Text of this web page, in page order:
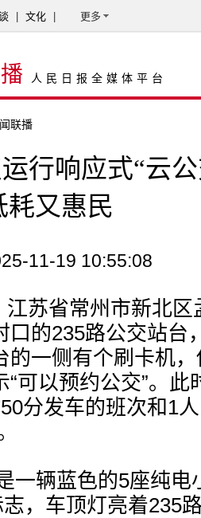
文化 更多
人民日报全媒体平台
联播
行响应式“云
耗又惠民
11-19 10:55:08
江苏省常州市新北
口的235路公交站台
的一侧有个刷卡机
“可以预约公交”。
分发车的班次和1
一辆蓝色的5座纯电
志，车顶灯亮着